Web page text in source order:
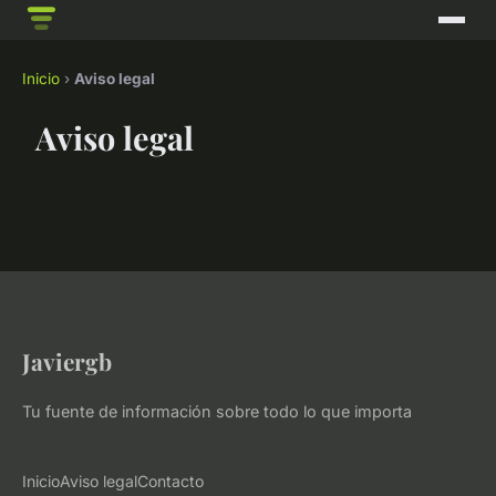
Inicio › Aviso legal
Aviso legal
Javiergb
Tu fuente de información sobre todo lo que importa
InicioAviso legalContacto